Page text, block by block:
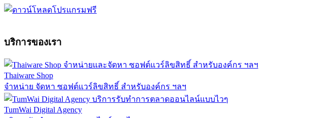
บริการของเรา
Thaiware Shop
จำหน่าย จัดหา ซอฟต์แวร์ลิขสิทธิ์ สำหรับองค์กร ฯลฯ
TumWai Digital Agency